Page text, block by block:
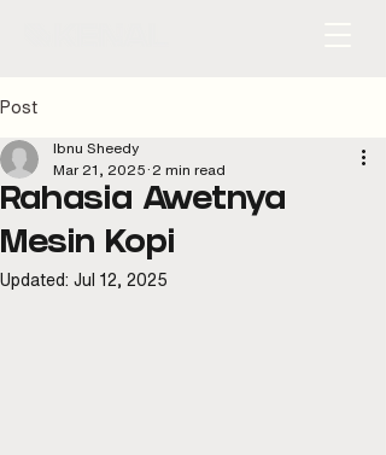
Post
Rahasia Awetnya
Mesin Kopi
Ibnu Sheedy
Mar 21, 2025 2 min read
Updated: Jul 12, 2025